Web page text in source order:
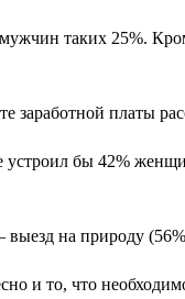
таких 25%.
платы
устроил бы 42%
на природу
и то, что